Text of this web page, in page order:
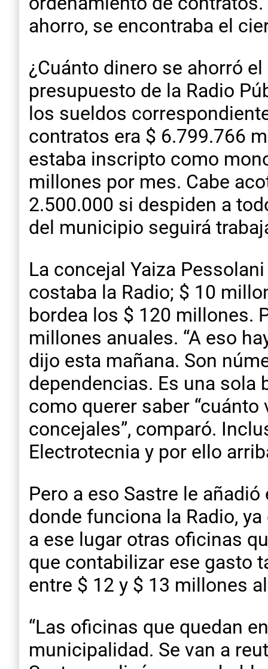
ahorro, se encontraba el
¿Cuánto dinero se ahorró
presupuesto de la Radio
los sueldos
contratos era $ 6.799.766
estaba inscripto como
millones por mes. Cabe
2.500.000 si despiden a
del municipio seguirá
La concejal Yaiza
costaba la Radio; $ 10
bordea los $ 120 millones.
millones anuales. “A eso
dijo esta mañana. Son
dependencias. Es una sola
como querer saber
concejales”, comparó.
Electrotecnia y por ello
Pero a eso Sastre le
donde funciona la Radio,
a ese lugar otras oficinas
que contabilizar ese gasto
entre $ 12 y $ 13 millones
“Las oficinas que quedan
municipalidad. Se van a